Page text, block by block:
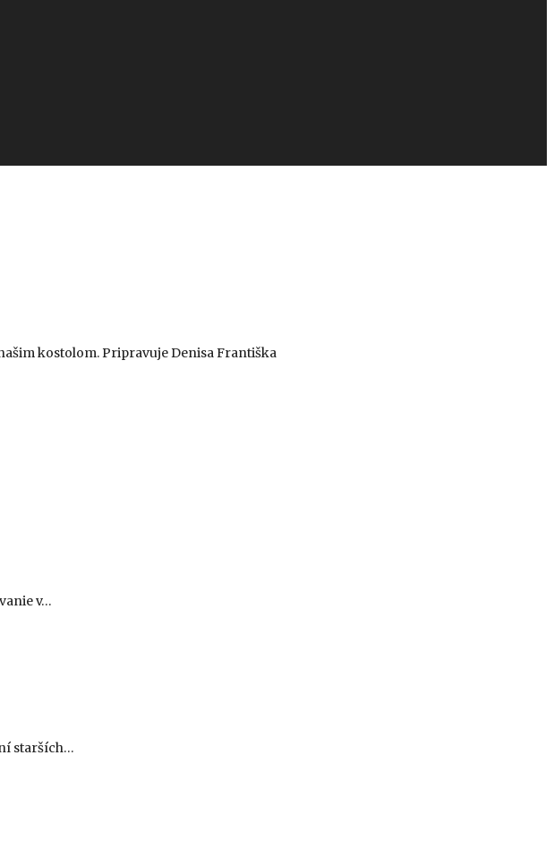
kostolom. Pripravuje Denisa Františka
v…
starších…